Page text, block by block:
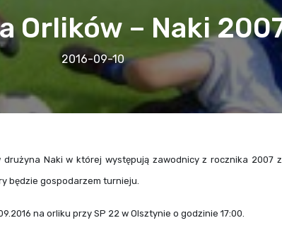
Orlików – Naki
2016-09-10
Naki w której występują zawodnicy z rocznika 2007
będzie gospodarzem turnieju.
na orliku przy SP 22 w Olsztynie o godzinie 17:00.